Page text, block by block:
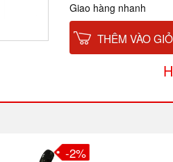
Giao hàng nhanh
THÊM VÀO
-2%